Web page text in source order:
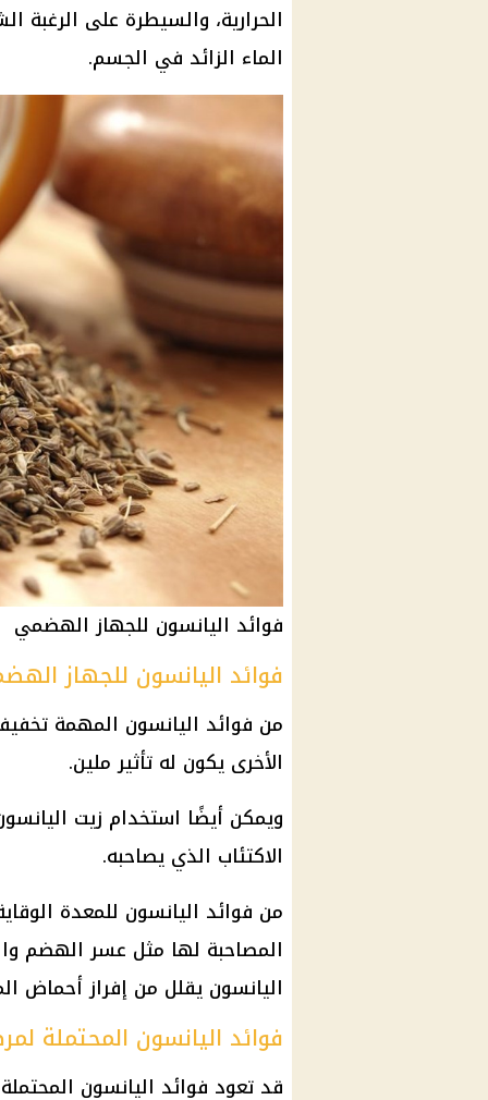
الحرارية، والسيطرة على الرغبة
الماء الزائد في الجسم.
فوائد اليانسون للجهاز الهضمي
فوائد اليانسون للجهاز
من فوائد اليانسون المهمة
الأخرى يكون له تأثير ملين.
ويمكن أيضًا استخدام زيت
الاكتئاب الذي يصاحبه.
من فوائد اليانسون للمعدة
المصاحبة لها مثل عسر الهضم
اليانسون يقلل من إفراز أحماض
فوائد اليانسون المحتملة
قد تعود فوائد اليانسون